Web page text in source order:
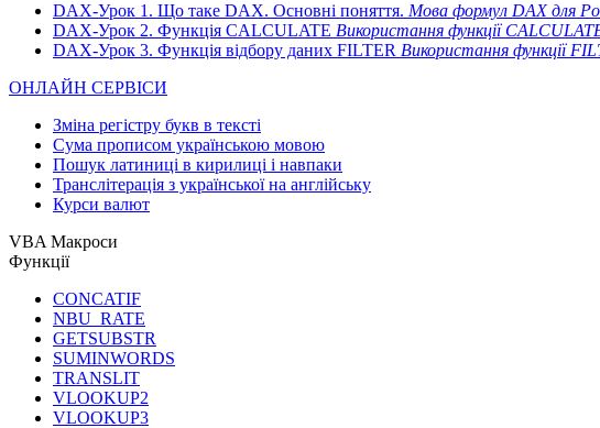
DAX-Урок 1. Що таке DAX. Основні поняття. Мова формул DAX для
DAX-Урок 2. Функція CALCULATE Використання функції
DAX-Урок 3. Функція відбору даних FILTER Використання функції
ОНЛАЙН СЕРВІСИ
Зміна регістру букв в тексті
Сума прописом українською мовою
Пошук латиниці в кирилиці і навпаки
Транслітерація з української на англійську
Курси валют
VBA Макроси
Функції
CONCATIF
NBU_RATE
GETSUBSTR
SUMINWORDS
TRANSLIT
VLOOKUP2
VLOOKUP3